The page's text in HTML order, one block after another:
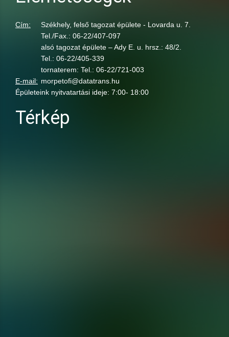
Cím:
Székhely, felső tagozat épülete - Lovarda u. 7.
Tel./Fax.: 06-22/407-097
alsó tagozat épülete – Ady E. u. hrsz.: 48/2.
Tel.: 06-22/405-339
tornaterem: Tel.: 06-22/721-003
E-mail: morpetofi@datatrans.hu
Épületeink nyitvatartási ideje: 7:00- 18:00
Térkép